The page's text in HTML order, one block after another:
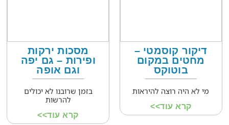
דיקור קוסמטי –
מחטים במקום
בוטוקס
מי לא היה רוצה להיראות
קרא עוד>>
מסכות ירקות
ופירות – גם יפה
וגם אופה
בזמן שרובנו לא יכולים
להרשות
קרא עוד>>